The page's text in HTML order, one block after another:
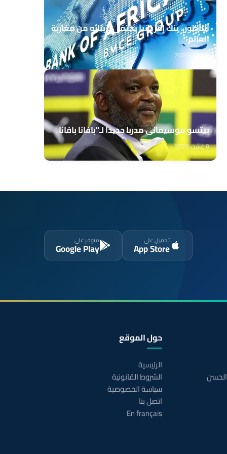
الناظور.. بنك إفريقيا يحتفي بزبنائه من مغاربة
العالم
8 غشت 2026
بيتسو موسيماني مدربا جديدا لـ"بافانا بافانا
8 غشت 2026
تحميل على
App Store
متوفر على
Google Play
حول الموقع
الرئيسية
الشروط القانونية
سياسة الخصوصية
اتصل بنا
En français